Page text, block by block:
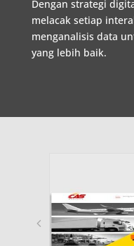
Dengan strategi
melacak setiap
menganalisis data
yang lebih baik.